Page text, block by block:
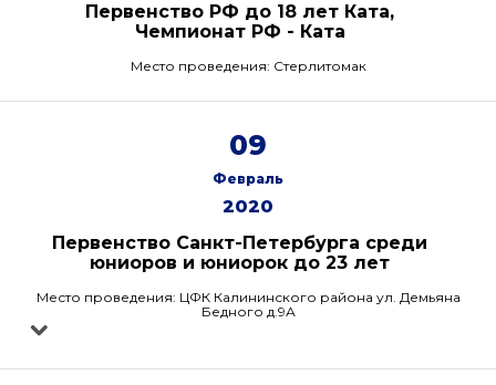
Первенство РФ до 18 лет Ката,
Чемпионат РФ - Ката
Место проведения: Стерлитомак
09
Февраль
2020
Первенство Санкт-Петербурга среди
юниоров и юниорок до 23 лет
Место проведения: ЦФК Калининского района ул. Демьяна
Бедного д.9А